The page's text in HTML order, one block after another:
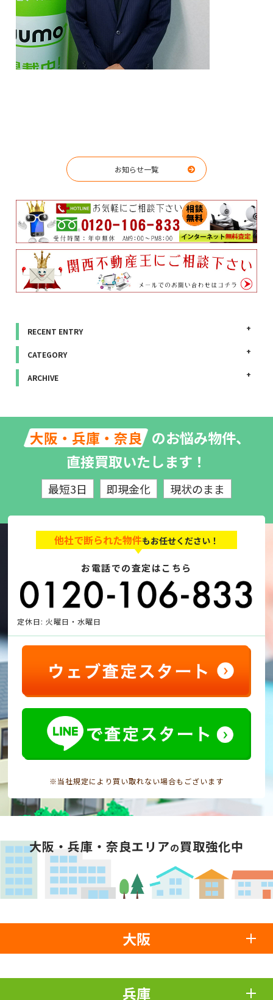
お知らせ一覧
RECENT ENTRY
CATEGORY
ARCHIVE
大阪・兵庫・奈良 のお悩み物件、
直接買取いたします！
最短3日 即現金化 現状のまま
他社で断られた物件もお任せください！
お電話での査定はこちら
定休日: 火曜日・水曜日
※当社規定により買い取れない場合もございます
大阪・兵庫・奈良エリアの買取強化中
大阪
兵庫